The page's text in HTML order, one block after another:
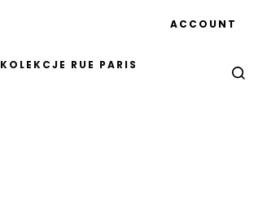
KOLEKCJE RUE PARIS
ACCOUNT